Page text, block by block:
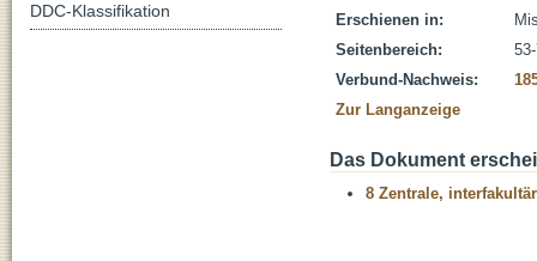
Erschienen in:
Seitenbereich:
Verbund-Nachweis:
Zur Langanzeige
Das Dokument
8 Zentrale,
DDC-Klassifikation